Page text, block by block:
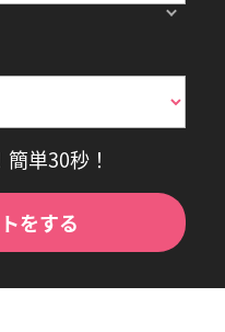
単30秒！
をする